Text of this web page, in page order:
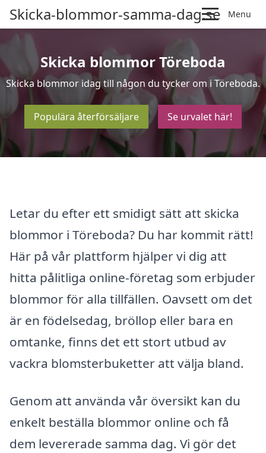
Skicka-blommor-samma-dag.se Menu
Skicka blommor Töreboda
Skicka blommor idag till någon du tycker om i Töreboda.
Populära återförsäljare Se urvalet här!
Letar du efter ett smidigt sätt att skicka
blommor i Töreboda? Du har kommit rätt!
Här på vår plattform hjälper vi dig att
hitta pålitliga online-företag som erbjuder
blommor för alla tillfällen. Oavsett om det
är en födelsedag, bröllop eller bara en
omtanke, finns det ett stort utbud av
vackra blomsterbuketter att välja bland.
Genom att använda vår översikt kan du
enkelt beställa blommor online och få
dem levererade samma dag. Vi gör det